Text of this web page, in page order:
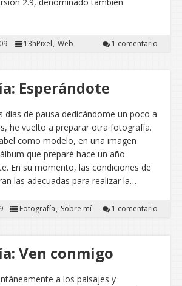
2.9, denominado también
13hPixel Web 1 comentario
Esperándote
días de pausa dedicándome un poco a
he vuelto a preparar otra fotografía.
como modelo, en una imagen
que preparé hace un año
En su momento, las condiciones de
las adecuadas para realizar la…
Fotografía Sobre mí 1 comentario
Ven conmigo
a los paisajes y